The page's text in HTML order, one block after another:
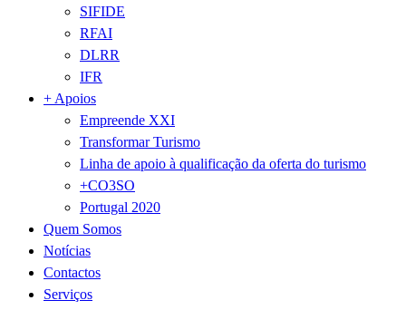
SIFIDE
RFAI
DLRR
IFR
+ Apoios
Empreende XXI
Transformar Turismo
Linha de apoio à qualificação da oferta do turismo
+CO3SO
Portugal 2020
Quem Somos
Notícias
Contactos
Serviços